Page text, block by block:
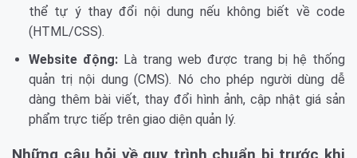
thể tự ý thay đổi nội dung nếu không biết về code
(HTML/CSS).
Website động:Là trang web được trang bị hệ thống
quản trị nội dung (CMS). Nó cho phép người dùng dễ
dàng thêm bài viết, thay đổi hình ảnh, cập nhật giá sản
phẩm trực tiếp trên giao diện quản lý.